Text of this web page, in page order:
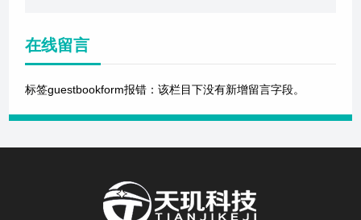
在线留言
标签guestbookform报错：该栏目下没有新增留言字段。